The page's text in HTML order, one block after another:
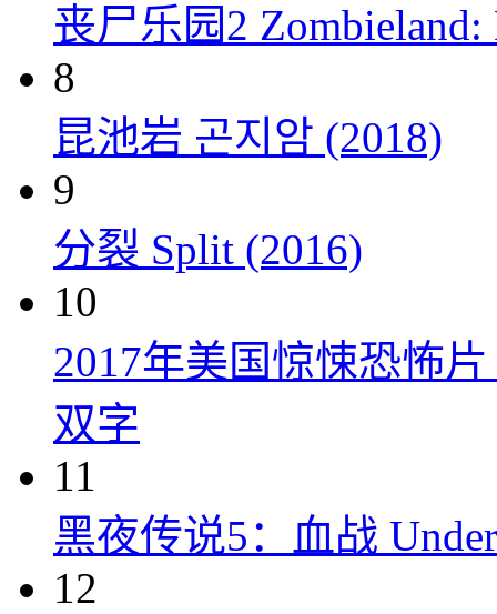
丧尸乐园2 Zombieland:
8
昆池岩 곤지암 (2018)
9
分裂 Split (2016)
10
2017年美国惊悚恐怖
双字
11
黑夜传说5：血战
12